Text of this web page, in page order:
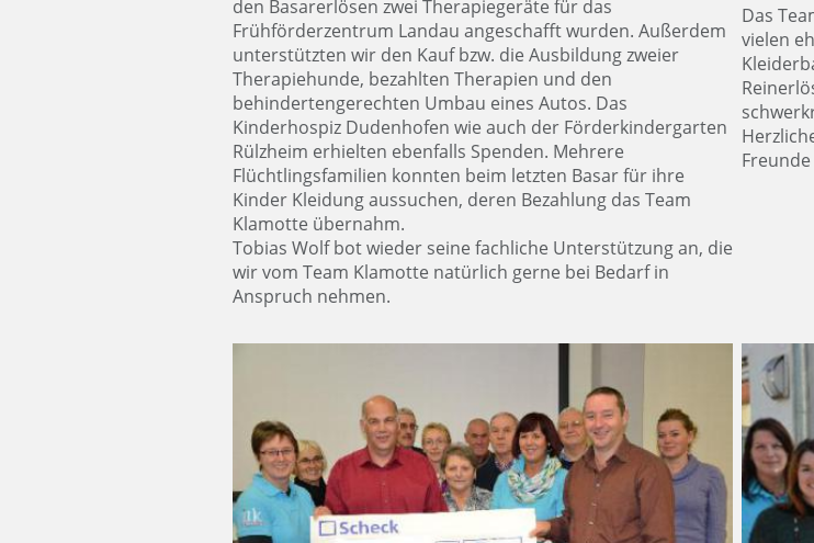
den Basarerlösen zwei Therapiegeräte für das
Frühförderzentrum Landau angeschafft wurden. Außerdem
unterstützten wir den Kauf bzw. die Ausbildung zweier
Therapiehunde, bezahlten Therapien und den
behindertengerechten Umbau eines Autos. Das
Kinderhospiz Dudenhofen wie auch der Förderkindergarten
Rülzheim erhielten ebenfalls Spenden. Mehrere
Flüchtlingsfamilien konnten beim letzten Basar für ihre
Kinder Kleidung aussuchen, deren Bezahlung das Team
Klamotte übernahm.
Tobias Wolf bot wieder seine fachliche Unterstützung an, die
wir vom Team Klamotte natürlich gerne bei Bedarf in
Anspruch nehmen.
Das
vielen